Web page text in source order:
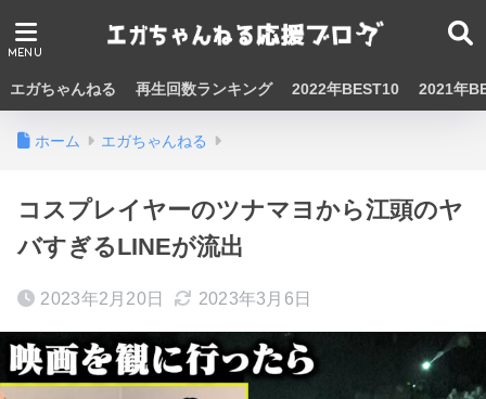
エガちゃんねる 再生回数ランキング 2022年BEST10 2021年
ホーム エガちゃんねる
コスプレイヤーのツナマヨから江頭のヤ
バすぎるLINEが流出
2023年2月20日 2023年3月6日